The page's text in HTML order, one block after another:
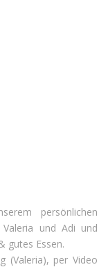
persönlichen
und Adi und
gutes Essen.
(Valeria), per Video